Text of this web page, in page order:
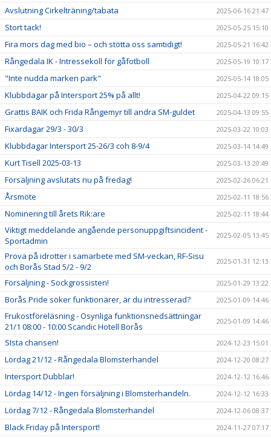
Avslutning Cirkelträning/tabata 2025-06-16 21:47
Stort tack! 2025-05-25 15:10
Fira mors dag med bio – och stötta oss samtidigt! 2025-05-21 16:42
Rångedala IK - Intressekoll för gåfotboll 2025-05-19 10:17
"Inte nudda marken park" 2025-05-14 18:05
Klubbdagar på Intersport 25% på allt! 2025-04-22 09:15
Grattis BAIK och Frida Rångemyr till andra SM-guldet 2025-04-13 09:55
Fixardagar 29/3 - 30/3 2025-03-22 10:03
Klubbdagar Intersport 25-26/3 coh 8-9/4 2025-03-14 14:49
Kurt Tisell 2025-03-13 2025-03-13 20:49
Försäljning avslutats nu på fredag! 2025-02-26 06:21
Årsmöte 2025-02-11 18:56
Nominering till årets Rik:are 2025-02-11 18:44
Viktigt meddelande angående personuppgiftsincident -
Sportadmin
2025-02-05 13:45
Prova på idrotter i samarbete med SM-veckan, RF-Sisu
och Borås Stad 5/2 - 9/2
2025-01-31 12:13
Försäljning - Sockgrossisten! 2025-01-29 13:22
Borås Pride söker funktionärer, är du intresserad? 2025-01-09 14:46
Frukostföreläsning - Osynliga funktionsnedsättningar
21/1 08:00 - 10:00 Scandic Hotell Borås
2025-01-09 14:46
SIsta chansen! 2024-12-23 15:01
Lördag 21/12 - Rångedala Blomsterhandel 2024-12-20 08:27
Intersport Dubblar! 2024-12-12 16:46
Lördag 14/12 - Ingen försäljning i Blomsterhandeln. 2024-12-12 16:33
Lördag 7/12 - Rångedala Blomsterhandel 2024-12-06 08:37
Black Friday på Intersport! 2024-11-27 07:17